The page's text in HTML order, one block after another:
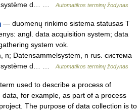
système d… …
Automatikos terminų žodynas
— duomenų rinkimo sistema statusas T
angl. data acquisition system; data
system vok.
n; Datensammelsystem, n rus. система
système d… …
Automatikos terminų žodynas
used to describe a process of
for example, as part of a process
The purpose of data collection is to